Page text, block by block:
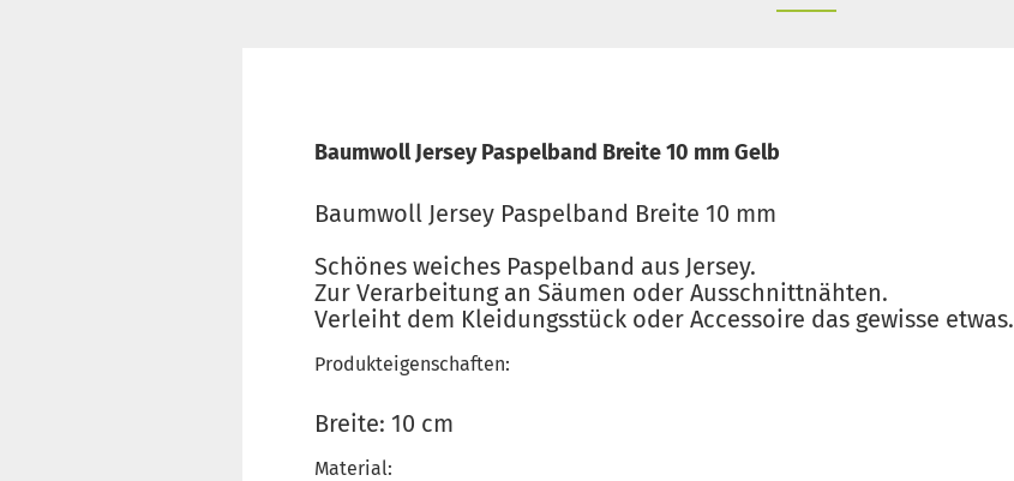
Baumwoll Jersey Paspelband Breite 10 mm Gelb
Baumwoll Jersey Paspelband Breite 10 mm
Schönes weiches Paspelband aus Jersey.
Zur Verarbeitung an Säumen oder Ausschnittnähten.
Verleiht dem Kleidungsstück oder Accessoire das gewisse etwas.
Produkteigenschaften:
Breite: 10 cm
Material: